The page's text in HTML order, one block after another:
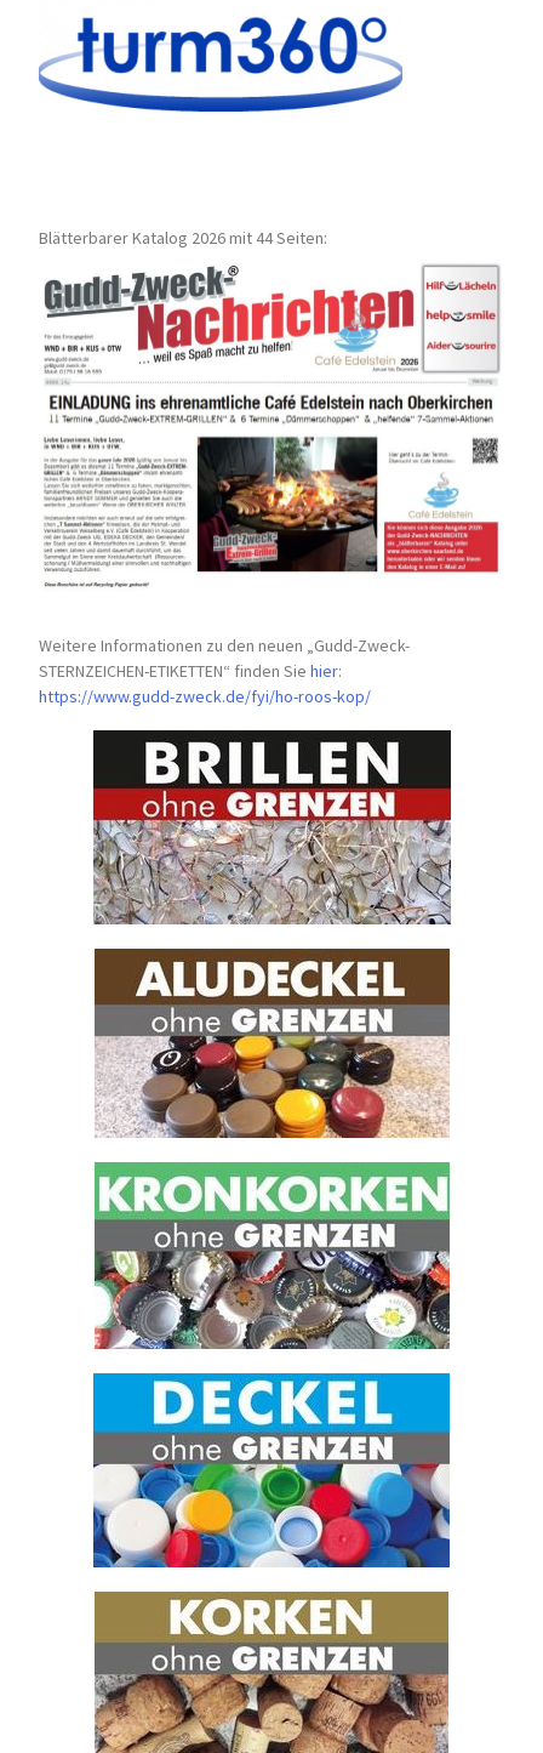
Blätterbarer Katalog 2026 mit 44 Seiten:
Weitere Informationen zu den neuen „Gudd-Zweck-
STERNZEICHEN-ETIKETTEN“ finden Siehier:
https://www.gudd-zweck.de/fyi/ho-roos-kop/